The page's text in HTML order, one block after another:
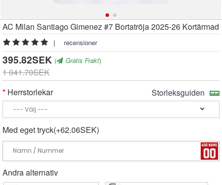
AC Milan Santiago Gimenez #7 Bortatröja 2025-26 Kortärmad
| recensioner
395.82SEK ( Gratis Frakt)
1 041.70SEK
Herrstorlekar
Storleksguiden
Med eget tryck(+62.06SEK)
Andra alternativ